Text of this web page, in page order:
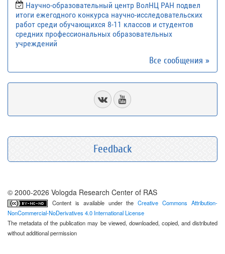
Научно-образовательный центр ВолНЦ РАН подвел
итоги ежегодного конкурса научно-исследовательских
работ среди обучающихся 8-11 классов и студентов
средних профессиональных образовательных
учреждений
Все сообщения »
Feedback
© 2000-2026 Vologda Research Center of RAS
Content is available under theCreative Commons Attribution-
NonCommercial-NoDerivatives 4.0 International License
The metadata of the publication may be viewed, downloaded, copied, and distributed
without additional permission